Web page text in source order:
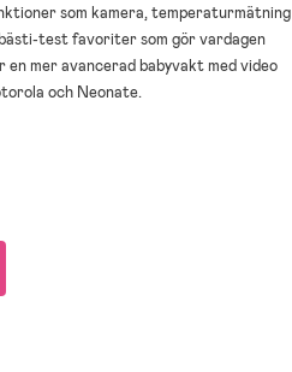
som kamera, temperaturmätning
test favoriter som gör vardagen
mer avancerad babyvakt med video
och Neonate.